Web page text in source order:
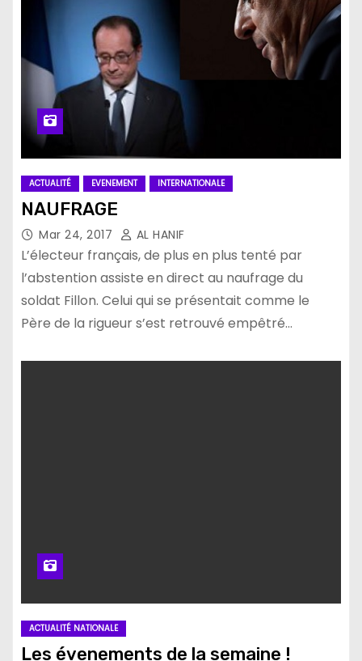
ACTUALITÉ EVENEMENT INTERNATIONALE
NAUFRAGE
Mar 24, 2017 AL HANIF
L’électeur français, de plus en plus tenté par
l’abstention assiste en direct au naufrage du
soldat Fillon. Celui qui se présentait comme le
Père de la rigueur s’est retrouvé empêtré…
ACTUALITÉ NATIONALE
Les évenements de la semaine !